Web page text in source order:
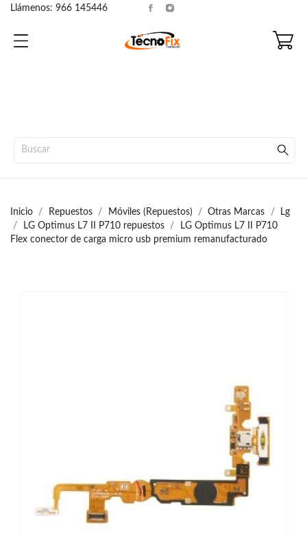
Llámenos: 966 145446
Inicio Repuestos Móviles (Repuestos) Otras Marcas
Lg
LG Optimus L7 II P710 repuestos
LG Optimus L7 II P710
Flex conector de carga micro usb premium remanufacturado